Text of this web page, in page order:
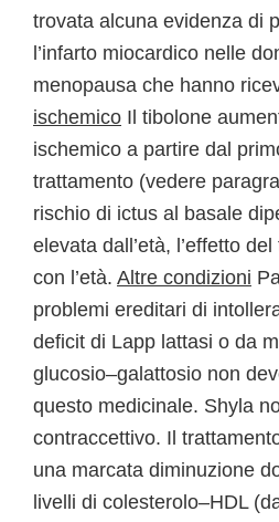
trovata alcuna evidenza di
l’infarto miocardico nelle
menopausa che hanno
ischemico Il tibolone
ischemico a partire dal
trattamento (vedere
rischio di ictus al basale
elevata dall’età, l’effetto
con l’età. Altre condizioni
problemi ereditari di
deficit di Lapp lattasi o da
glucosio–galattosio non
questo medicinale. Shyla
contraccettivo. Il
una marcata diminuzione
livelli di colesterolo–HDL